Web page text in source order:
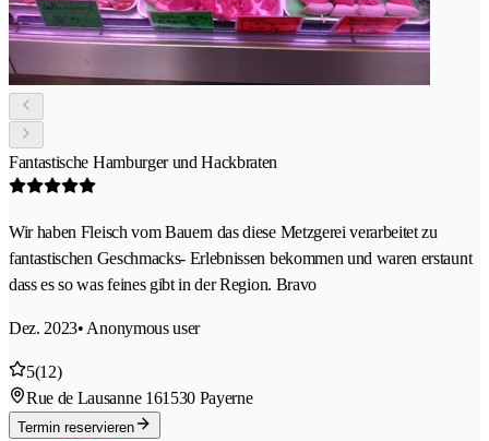
Fantastische Hamburger und Hackbraten
Wir haben Fleisch vom Bauern das diese Metzgerei verarbeitet zu
fantastischen Geschmacks- Erlebnissen bekommen und waren erstaunt
dass es so was feines gibt in der Region. Bravo
Dez. 2023• Anonymous user
5(12)
Rue de Lausanne 161530 Payerne
Termin reservieren